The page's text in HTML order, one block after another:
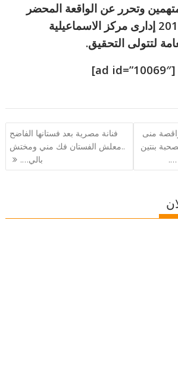
وتحرر عن الواقعة المحضر
رقم 4930 لسنة 2017 إدارى مركز الاسماعيلية
لتتولى التحقيق.
[ad id=”10069″]
منى
بنتين
….
فنانة مصرية بعد فستانها الفاضح
..معلش الفستان فك مني ومختش
بالي….